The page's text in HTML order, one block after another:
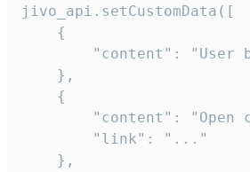
jivo_api.setCustomData([
    {
"content": "User
    },
    {
"content": "Open
        "link": "..."
    },